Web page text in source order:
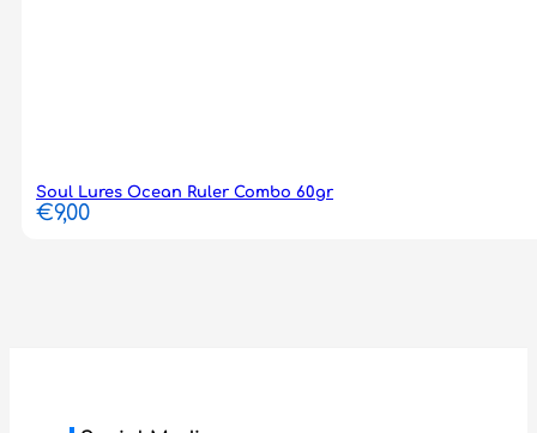
Soul Lures Ocean Ruler Combo 60gr
€9,00